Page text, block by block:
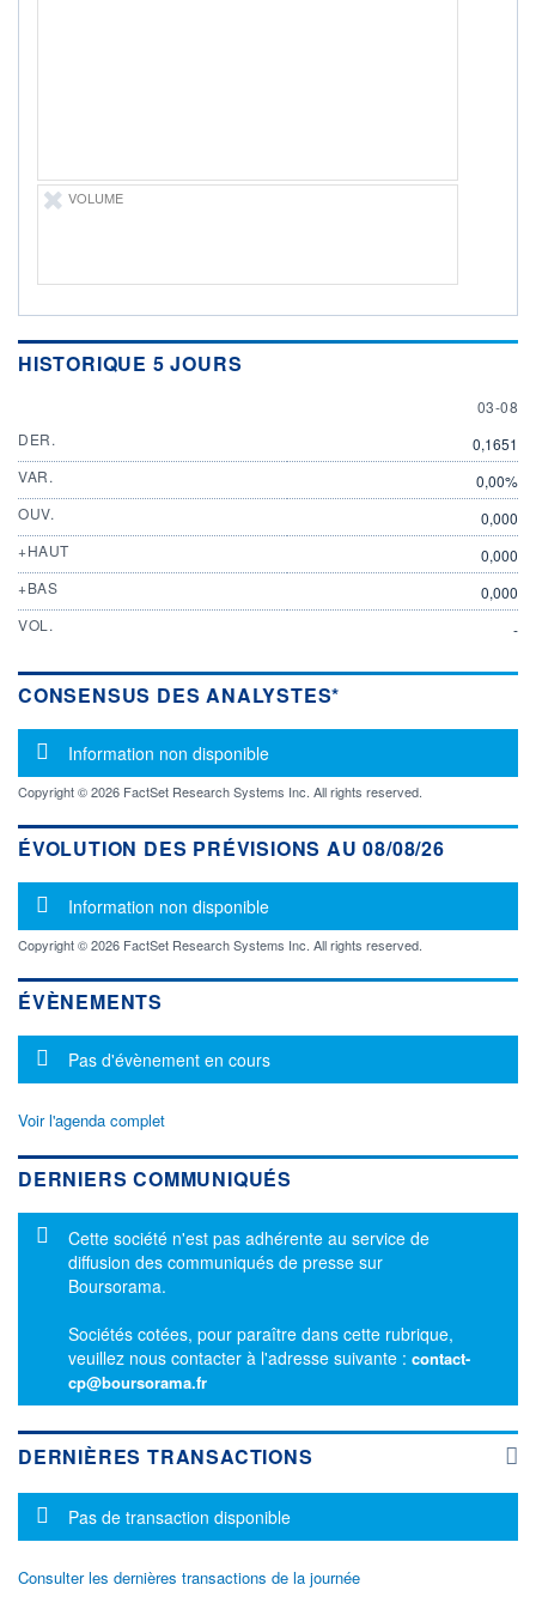
VOLUME
HISTORIQUE 5 JOURS
3
03-08
DER.
0,1651
VAR.
0,00%
OUV.
0,000
+HAUT
0,000
+BAS
0,000
VOL.
-
CONSENSUS DES ANALYSTES*
Message d'information
Information non disponible
Copyright © 2026 FactSet Research Systems Inc. All rights reserved.
ÉVOLUTION DES PRÉVISIONS AU 08/08/26
Message d'information
Information non disponible
Copyright © 2026 FactSet Research Systems Inc. All rights reserved.
ÉVÈNEMENTS
Message d'information
Pas d'évènement en cours
Voir l'agenda complet
DERNIERS COMMUNIQUÉS
Message d'information
Cette société n'est pas adhérente au service de
diffusion des communiqués de presse sur
Boursorama.
Sociétés cotées, pour paraître dans cette rubrique,
veuillez nous contacter à l'adresse suivante : contact-
cp@boursorama.fr
DERNIÈRES TRANSACTIONS
Message d'information
Pas de transaction disponible
Consulter les dernières transactions de la journée